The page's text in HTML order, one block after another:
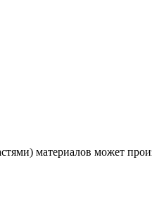
материалов может